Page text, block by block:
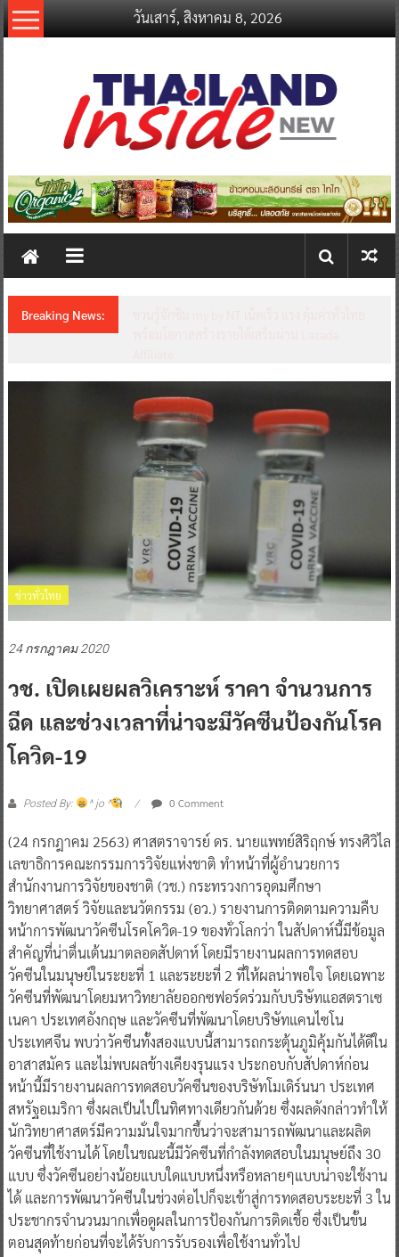
Skip
to
วันเสาร์, สิงหาคม 8, 2026
thailandinsidenew.com
Thailand
New
Breaking News:
ข่าวทั่วไทย
24 กรกฎาคม 2020
วช. เปิดเผยผลวิเคราะห์ ราคา จำนวนการ
ฉีด และช่วงเวลาที่น่าจะมีวัคซีนป้องกันโรค
โควิด-19
Posted By: ^ jo ^ 0 Comment
(24 กรกฎาคม 2563) ศาสตราจารย์ ดร. นายแพทย์สิริฤกษ์ ทรงศิวิไล
เลขาธิการคณะกรรมการวิจัยแห่งชาติ ทำหน้าที่ผู้อำนวยการ
สำนักงานการวิจัยของชาติ (วช.) กระทรวงการอุดมศึกษา
วิทยาศาสตร์ วิจัยและนวัตกรรม (อว.) รายงานการติดตามความคืบ
หน้าการพัฒนาวัคซีนโรคโควิด-19 ของทั่วโลกว่า ในสัปดาห์นี้มีข้อมูล
สำคัญที่น่าตื่นเต้นมาตลอดสัปดาห์ โดยมีรายงานผลการทดสอบ
วัคซีนในมนุษย์ในระยะที่ 1 และระยะที่ 2 ที่ให้ผลน่าพอใจ โดยเฉพาะ
วัคซีนที่พัฒนาโดยมหาวิทยาลัยออกซฟอร์ดร่วมกับบริษัทแอสตราเซ
เนคา ประเทศอังกฤษ และวัคซีนที่พัฒนาโดยบริษัทแคนไซโน
ประเทศจีน พบว่าวัคซีนทั้งสองแบบนี้สามารถกระตุ้นภูมิคุ้มกันได้ดีใน
อาสาสมัคร และไม่พบผลข้างเคียงรุนแรง ประกอบกับสัปดาห์ก่อน
หน้านี้มีรายงานผลการทดสอบวัคซีนของบริษัทโมเดิร์นนา ประเทศ
สหรัฐอเมริกา ซึ่งผลเป็นไปในทิศทางเดียวกันด้วย ซึ่งผลดังกล่าวทำให้
นักวิทยาศาสตร์มีความมั่นใจมากขึ้นว่าจะสามารถพัฒนาและผลิต
วัคซีนที่ใช้งานได้ โดยในขณะนี้มีวัคซีนที่กำลังทดสอบในมนุษย์ถึง 30
แบบ ซึ่งวัคซีนอย่างน้อยแบบใดแบบหนึ่งหรือหลายๆแบบน่าจะใช้งาน
ได้ และการพัฒนาวัคซีนในช่วงต่อไปก็จะเข้าสู่การทดสอบระยะที่ 3 ใน
ประชากรจำนวนมากเพื่อดูผลในการป้องกันการติดเชื้อ ซึ่งเป็นขั้น
ตอนสุดท้ายก่อนที่จะได้รับการรับรองเพื่อใช้งานทั่วไป